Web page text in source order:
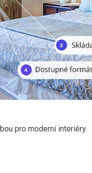
pro moderní interiéry.